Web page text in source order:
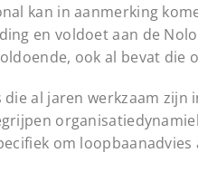
kan in aanmerking
en voldoet aan de
ook al bevat die
die al jaren werkzaam zijn
om